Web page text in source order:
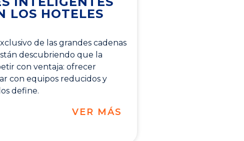
LOS HOTELES
de las grandes cadenas
descubriendo que la
con ventaja: ofrecer
con equipos reducidos y
define.
VER MÁS